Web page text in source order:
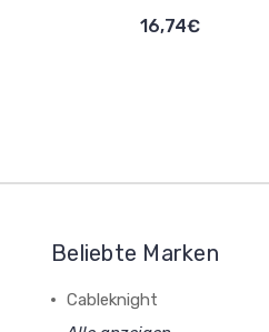
16,74€
Beliebte Marken
Cableknight